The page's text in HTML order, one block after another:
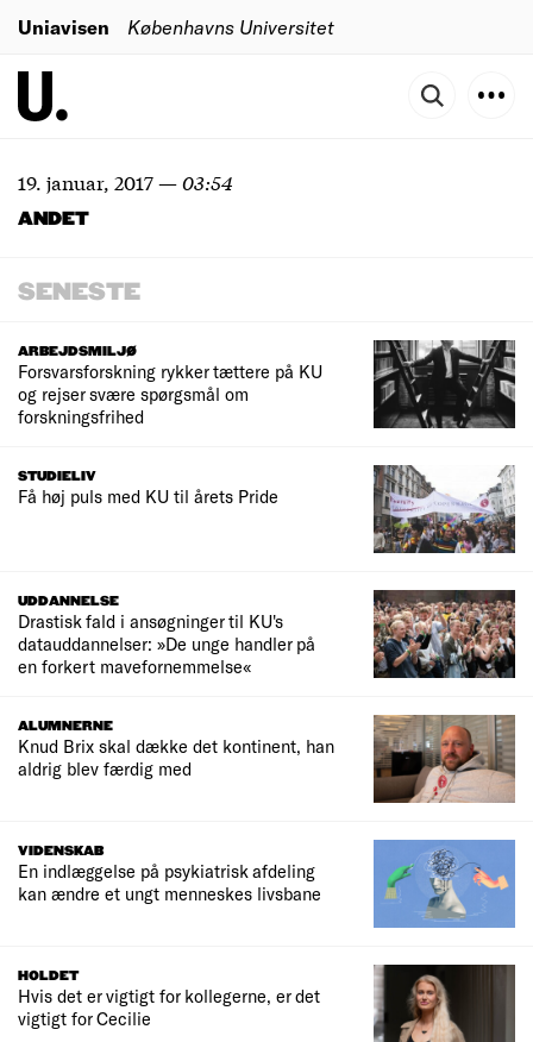
Uniavisen Københavns Universitet
19. januar, 2017—03:54
ANDET
SENESTE
ARBEJDSMILJØ
Forsvarsforskning rykker tættere på KU
og rejser svære spørgsmål om
forskningsfrihed
STUDIELIV
Få høj puls med KU til årets Pride
UDDANNELSE
Drastisk fald i ansøgninger til KU's
datauddannelser: »De unge handler på
en forkert mavefornemmelse«
ALUMNERNE
Knud Brix skal dække det kontinent, han
aldrig blev færdig med
VIDENSKAB
En indlæggelse på psykiatrisk afdeling
kan ændre et ungt menneskes livsbane
HOLDET
Hvis det er vigtigt for kollegerne, er det
vigtigt for Cecilie